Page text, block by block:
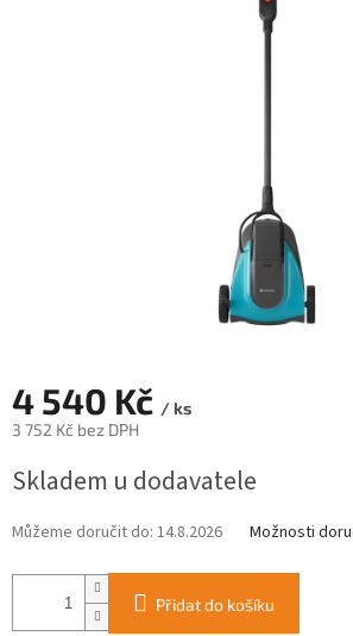
4 540 Kč / ks
3 752 Kč bez DPH
cena:
Skladem u dodavatele
Můžeme doručit do: 14.8.2026 Možnosti
Přidat do košíku